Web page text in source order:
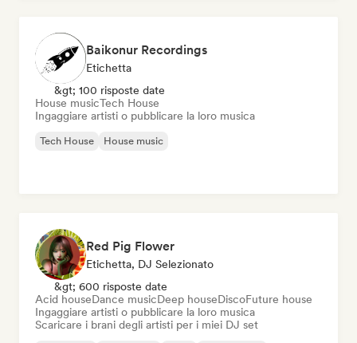
Baikonur Recordings
Etichetta
&gt; 100 risposte date
House musicTech House
Ingaggiare artisti o pubblicare la loro musica
Tech House House music
Red Pig Flower
Etichetta, DJ Selezionato
&gt; 600 risposte date
Acid houseDance musicDeep houseDiscoFuture house
Ingaggiare artisti o pubblicare la loro musica
Scaricare i brani degli artisti per i miei DJ set